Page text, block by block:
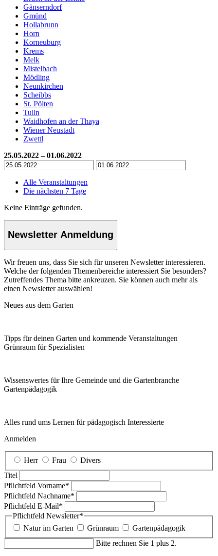
Gänserndorf
Gmünd
Hollabrunn
Horn
Korneuburg
Krems
Melk
Mistelbach
Mödling
Neunkirchen
Scheibbs
St. Pölten
Tulln
Waidhofen an der Thaya
Wiener Neustadt
Zwettl
25.05.2022 – 01.06.2022
Alle Veranstaltungen
Die nächsten 7 Tage
Keine Einträge gefunden.
Newsletter Anmeldung
Wir freuen uns, dass Sie sich für unseren Newsletter interessieren.
Welche der folgenden Themenbereiche interessiert Sie besonders?
Zutreffendes Thema bitte ankreuzen. Sie können auch mehr als
einen Newsletter auswählen!
Neues aus dem Garten
Tipps für deinen Garten und kommende Veranstaltungen
Grünraum für Spezialisten
Wissenswertes für Ihre Gemeinde und die Gartenbranche
Garten­pädagogik
Alles rund ums Lernen für pädagogisch Interessierte
Anmelden
Herr Frau
Divers
Titel
Pflichtfeld Vorname*
Pflichtfeld Nachname*
Pflichtfeld E-Mail*
Pflichtfeld Newsletter*
Natur im Garten
Grünraum
Gartenpädagogik
Bitte rechnen Sie 1 plus 2.